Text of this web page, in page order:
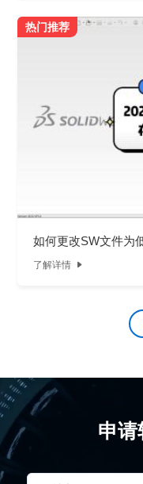
热门推荐
如何更改SW文件为
了解详情 
申请